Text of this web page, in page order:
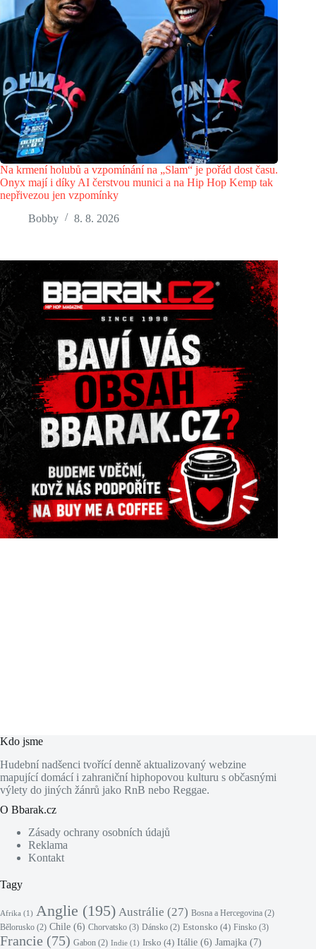
Na krmení holubů a vzpomínání na „Slam“ je pořád dost času.
Onyx mají i díky AI čerstvou munici a na Hip Hop Kemp tak
nepřivezou jen vzpomínky
Bobby
8. 8. 2026
Kdo jsme
Hudební nadšenci tvořící denně aktualizovaný webzine
mapující domácí i zahraniční hiphopovou kulturu s občasnými
výlety do jiných žánrů jako RnB nebo Reggae.
O Bbarak.cz
Zásady ochrany osobních údajů
Reklama
Kontakt
Tagy
Afrika (1) Anglie (195) Austrálie (27) Bosna a Hercegovina (2)
Bělorusko (2) Chile (6) Chorvatsko (3) Dánsko (2) Estonsko (4) Finsko (3)
Francie (75) Gabon (2) Indie (1) Irsko (4) Itálie (6) Jamajka (7)